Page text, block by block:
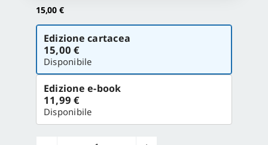
15,00 €
Scegli
versione
Edizione cartacea
15,00 €
Disponibile
Edizione e-book
11,99 €
Disponibile